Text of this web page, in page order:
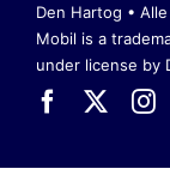
Den Hartog •
Mobil is a
under license by